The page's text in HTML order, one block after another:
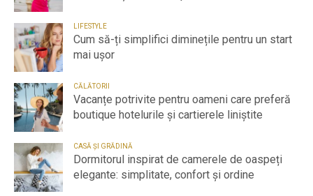
LIFESTYLE
Cum să-ți simplifici diminețile pentru un start
mai ușor
CĂLĂTORII
Vacanțe potrivite pentru oameni care preferă
boutique hotelurile și cartierele liniștite
CASĂ ȘI GRĂDINĂ
Dormitorul inspirat de camerele de oaspeți
elegante: simplitate, confort și ordine